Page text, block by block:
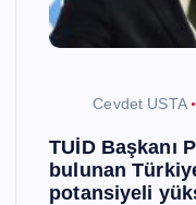
Cevdet USTA
TUİD Başkanı
bulunan
potansiyeli